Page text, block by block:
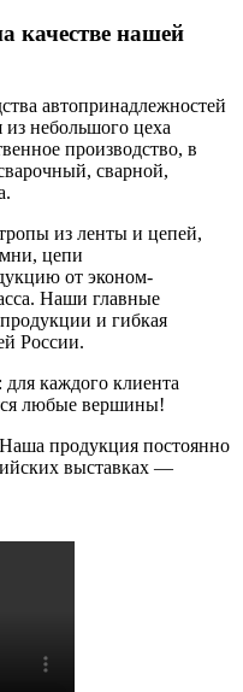
качестве нашей
автопринадлежностей
из небольшого цеха
производство, в
сварной,
из ленты и цепей,
цепи
от эконом-
Наши главные
и гибкая
России.
каждого клиента
любые вершины!
продукция постоянно
выставках —